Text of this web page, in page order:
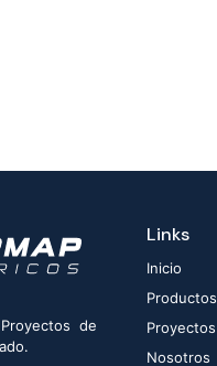
de
Links
Inicio
Productos
Proyectos
Nosotros